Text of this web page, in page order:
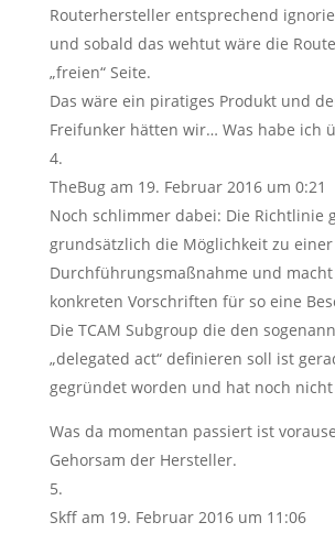
Routerhersteller entsprechend
und sobald das wehtut wäre die
„freien“ Seite.
Das wäre ein piratiges Produkt und
Freifunker hätten wir… Was habe ich
TheBug am 19. Februar 2016 um 0:21
Noch schlimmer dabei: Die Richtlinie
grundsätzlich die Möglichkeit zu einer
Durchführungsmaßnahme und macht
konkreten Vorschriften für so eine
Die TCAM Subgroup die den
„delegated act“ definieren soll ist
gegründet worden und hat noch
Was da momentan passiert ist
Gehorsam der Hersteller.
Skff am 19. Februar 2016 um 11:06